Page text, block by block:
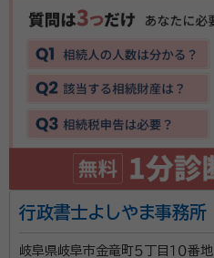
行政書士よしやま事務所
岐阜県岐阜市金竜町５丁目１０番地